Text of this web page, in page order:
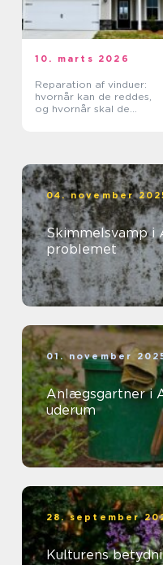
10. marts 2026
Reparation af vinduer:
hvornår kan de reddes,
og hvornår skal de
04. november
Skimmelsvamp i
problemet
01. november
Anlægsgartner i
uderum
28. september
Kulturens